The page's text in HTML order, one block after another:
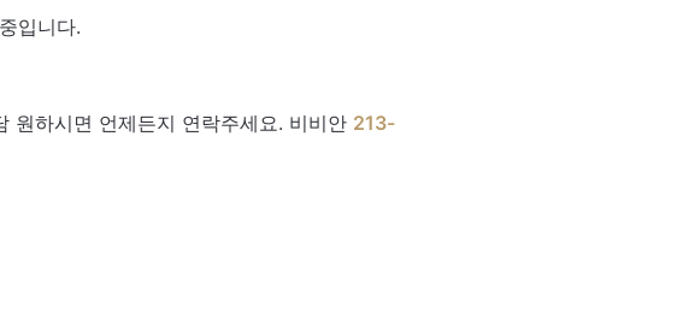
입니다.
원하시면 언제든지 연락주세요. 비비안 213-